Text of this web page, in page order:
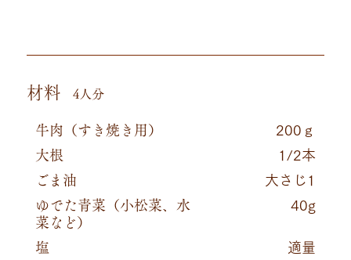
材料 4人分
牛肉（すき焼き用） 200ｇ
大根 1/2本
ごま油 大さじ1
ゆでた青菜（小松菜、水
菜など）
40g
塩 適量